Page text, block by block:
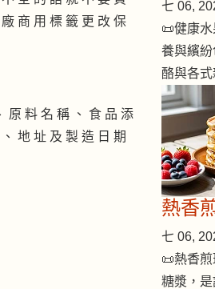
商 用 標 籤 更 改 保
原 料 名 稱 、 食 品 添
地 址 及 製 造 日 期
七 06,
📜健康
養與繽
酪與各
熱香
七 06,
📜熱香
糖漿，